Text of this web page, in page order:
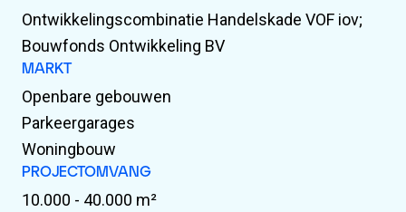
Ontwikkelingscombinatie Handelskade VOF iov;
Bouwfonds Ontwikkeling BV
MARKT
Openbare gebouwen
Parkeergarages
Woningbouw
PROJECTOMVANG
10.000 - 40.000 m²